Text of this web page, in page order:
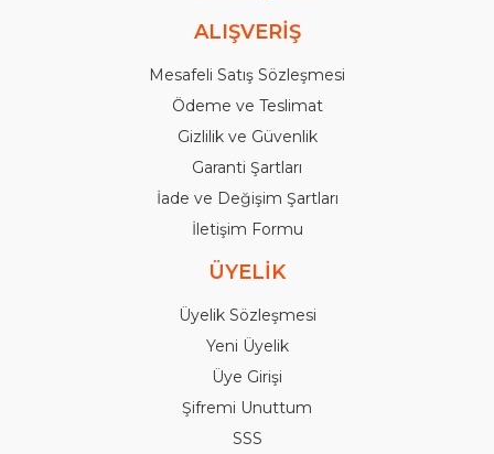
ALIŞVERİŞ
Mesafeli Satış Sözleşmesi
Ödeme ve Teslimat
Gizlilik ve Güvenlik
Garanti Şartları
İade ve Değişim Şartları
İletişim Formu
ÜYELİK
Üyelik Sözleşmesi
Yeni Üyelik
Üye Girişi
Şifremi Unuttum
SSS